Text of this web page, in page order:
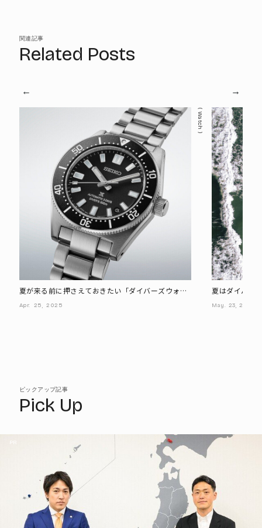
関連記事
Related Posts
Watch
夏が来る前に押さえておきたい「ダイバーズウォッ
チ」の基礎知識
Apr. 25, 2025
夏はダイバー
メモデル3選
May. 23, 2025
ピックアップ記事
Pick Up
PR